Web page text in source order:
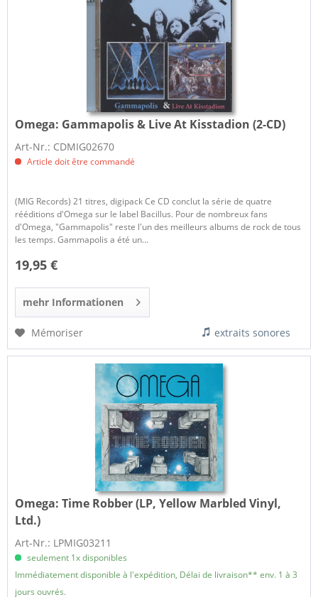
Omega: Gammapolis & Live At Kisstadion (2-CD)
Art-Nr.: CDMIG02670
Article doit être commandé
(MIG Records) 21 titres, digipack Ce CD conclut la série de quatre
rééditions d'Omega sur le label Bacillus. Pour de nombreux fans
d'Omega, "Gammapolis" reste l'un des meilleurs albums de rock de tous
les temps. Gammapolis a été un...
19,95 €
mehr Informationen
Mémoriser extraits sonores
Omega:Time Robber (LP, Yellow Marbled Vinyl,
Ltd.)
Art-Nr.: LPMIG03211
seulement 1x disponibles
Immédiatement disponible à l'expédition, Délai de livraison** env. 1 à 3
jours ouvrés.